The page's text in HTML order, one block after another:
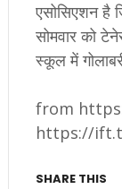
एसोसिएशन है
सोमवार को
स्कूल में
from
https://
SHARE THIS